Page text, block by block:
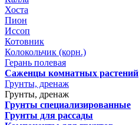
Хоста
Пион
Иссоп
Котовник
Колокольчик (корн.)
Герань полевая
Саженцы комнатных растений
Грунты, дренаж
Грунты, дренаж
Грунты специализированные
Грунты для рассады